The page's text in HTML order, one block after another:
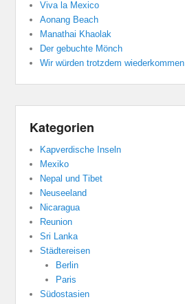
Viva la Mexico
Aonang Beach
Manathai Khaolak
Der gebuchte Mönch
Wir würden trotzdem wiederkommen
Kategorien
Kapverdische Inseln
Mexiko
Nepal und Tibet
Neuseeland
Nicaragua
Reunion
Sri Lanka
Städtereisen
Berlin
Paris
Südostasien